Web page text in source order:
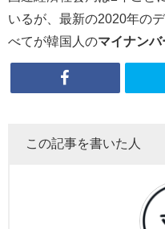
いるが、最新の2020年の
べてが韓国人のマイナンバ
この記事を書いた人